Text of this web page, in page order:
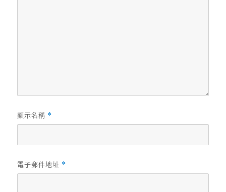
顯示名稱 *
電子郵件地址 *